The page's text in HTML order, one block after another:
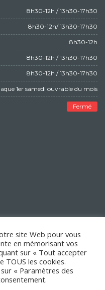
8h30-12h / 13h30-17h30
8h30-12h/ 13h30-17h30
8h30-12h
8h30-12h / 13h30-17h30
8h30-12h / 13h30-17h30
1er samedi ouvrable du mois
Fermé
site Web pour vous
en mémorisant vos
sur « Tout accepter
TOUS les cookies.
« Paramètres des